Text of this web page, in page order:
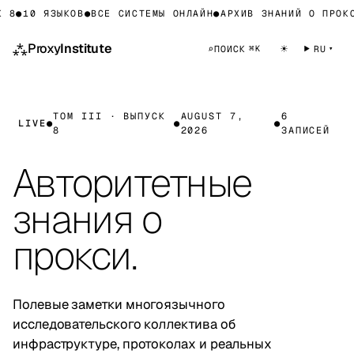
●10 ЯЗЫКОВ●ВСЕ СИСТЕМЫ ОНЛАЙН●АРХИВ ЗНАНИЙ О
⁂ProxyInstitute ⌕ПОИСК ⌘K ☀ RU
LIVE●
ТОМ III · ВЫПУСК
8
●
AUGUST 7,
2026
●
6
ЗАПИСЕЙ
Авторитетные
знания о
прокси.
Полевые заметки многоязычного
исследовательского коллектива об
инфраструктуре, протоколах и реальных